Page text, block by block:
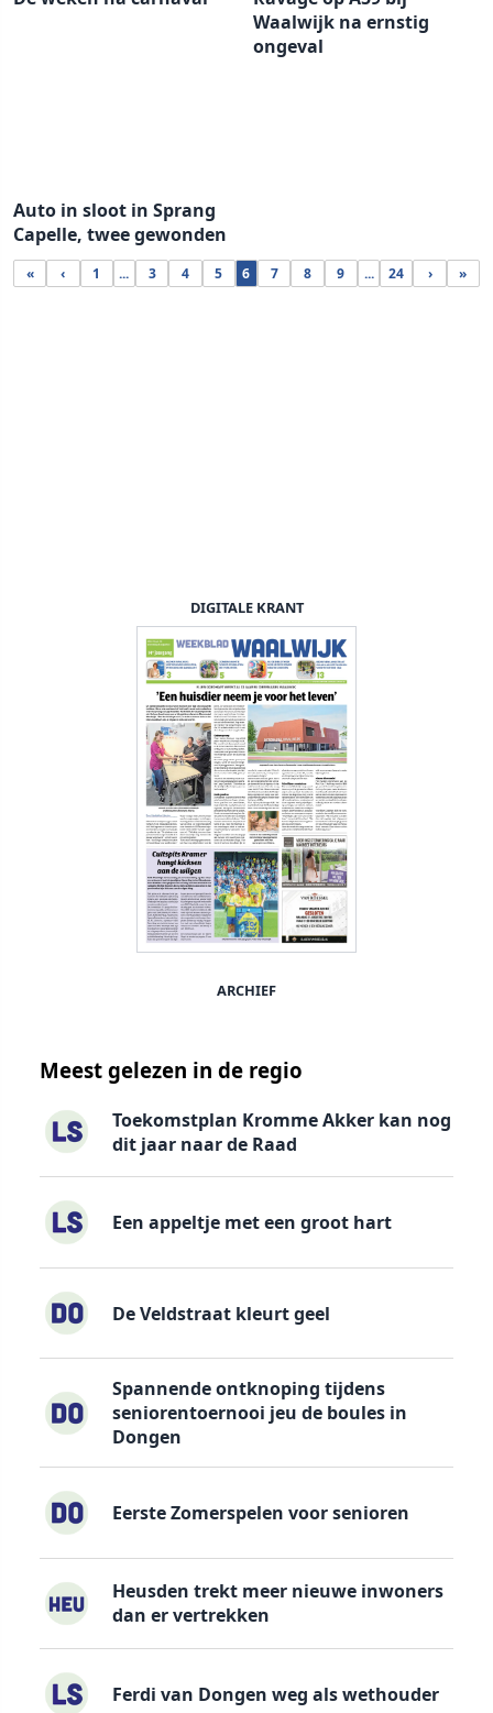
Waalwijk na ernstig
ongeval
Auto in sloot in Sprang
Capelle, twee gewonden
« ‹ 1 ... 3 4 5 6 7 8 9 ... 24 › »
DIGITALE KRANT
ARCHIEF
Meest gelezen in de regio
Toekomstplan Kromme Akker kan nog
dit jaar naar de Raad
Een appeltje met een groot hart
De Veldstraat kleurt geel
Spannende ontknoping tijdens
seniorentoernooi jeu de boules in
Dongen
Eerste Zomerspelen voor senioren
Heusden trekt meer nieuwe inwoners
dan er vertrekken
Ferdi van Dongen weg als wethouder